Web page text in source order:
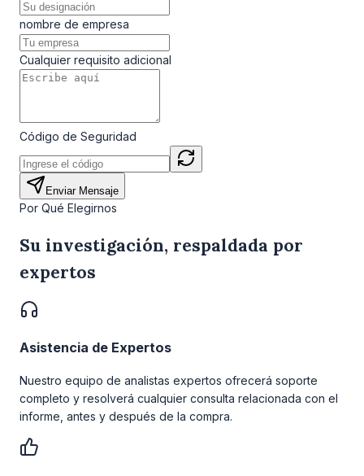
nombre de empresa
Cualquier requisito adicional
Código de Seguridad
Enviar Mensaje
Por Qué Elegirnos
Su investigación, respaldada por
expertos
Asistencia de Expertos
Nuestro equipo de analistas expertos ofrecerá soporte
completo y resolverá cualquier consulta relacionada con el
informe, antes y después de la compra.